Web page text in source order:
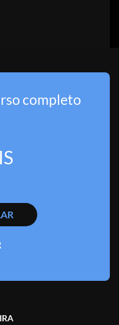
completo